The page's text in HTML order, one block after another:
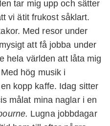
tar mig upp och sätter
vi ätit frukost såklart.
Med resor under
att få jobba under
hela världen att låta mig
hög musik i
kopp kaffe. Idag sitter
målat mina naglar i en
Lugna jobbdagar